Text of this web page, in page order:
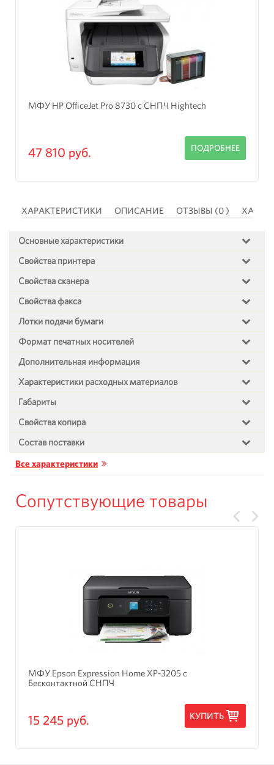
МФУ HP OfficeJet Pro 8730 с СНПЧ Hightech
47 810 руб. ПОДРОБНЕЕ
ХАРАКТЕРИСТИКИ ОПИСАНИЕ ОТЗЫВЫ (0 )
Основные характеристики
Свойства принтера
Свойства сканера
Свойства факса
Лотки подачи бумаги
Формат печатных носителей
Дополнительная информация
Характеристики расходных материалов
Габариты
Свойства копира
Состав поставки
Все характеристики
Сопутствующие товары
МФУ Epson Expression Home XP-3205 с
Бесконтактной СНПЧ
15 245 руб. КУПИТЬ